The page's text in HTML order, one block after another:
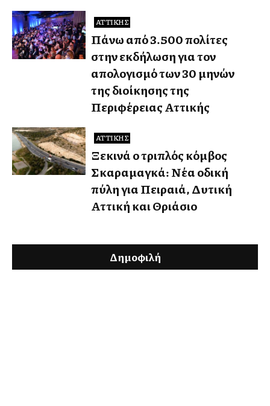
ΑΤΤΙΚΉΣ
Πάνω από 3.500 πολίτες
στην εκδήλωση για τον
απολογισμό των 30 μηνών
της διοίκησης της
Περιφέρειας Αττικής
ΑΤΤΙΚΉΣ
Ξεκινά ο τριπλός κόμβος
Σκαραμαγκά: Νέα οδική
πύλη για Πειραιά, Δυτική
Αττική και Θριάσιο
Δημοφιλή